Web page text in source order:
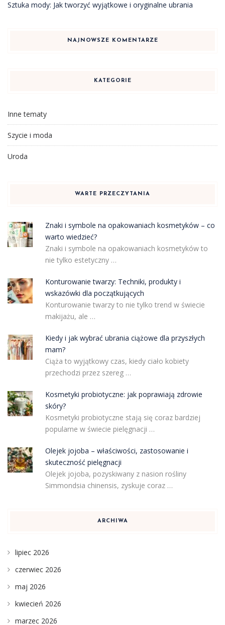
Sztuka mody: Jak tworzyć wyjątkowe i oryginalne ubrania
NAJNOWSZE KOMENTARZE
KATEGORIE
Inne tematy
Szycie i moda
Uroda
WARTE PRZECZYTANIA
Znaki i symbole na opakowaniach kosmetyków – co
warto wiedzieć?
Znaki i symbole na opakowaniach kosmetyków to
nie tylko estetyczny …
Konturowanie twarzy: Techniki, produkty i
wskazówki dla początkujących
Konturowanie twarzy to nie tylko trend w świecie
makijażu, ale …
Kiedy i jak wybrać ubrania ciążowe dla przyszłych
mam?
Ciąża to wyjątkowy czas, kiedy ciało kobiety
przechodzi przez szereg …
Kosmetyki probiotyczne: jak poprawiają zdrowie
skóry?
Kosmetyki probiotyczne stają się coraz bardziej
popularne w świecie pielęgnacji …
Olejek jojoba – właściwości, zastosowanie i
skuteczność pielęgnacji
Olejek jojoba, pozyskiwany z nasion rośliny
Simmondsia chinensis, zyskuje coraz …
ARCHIWA
lipiec 2026
czerwiec 2026
maj 2026
kwiecień 2026
marzec 2026